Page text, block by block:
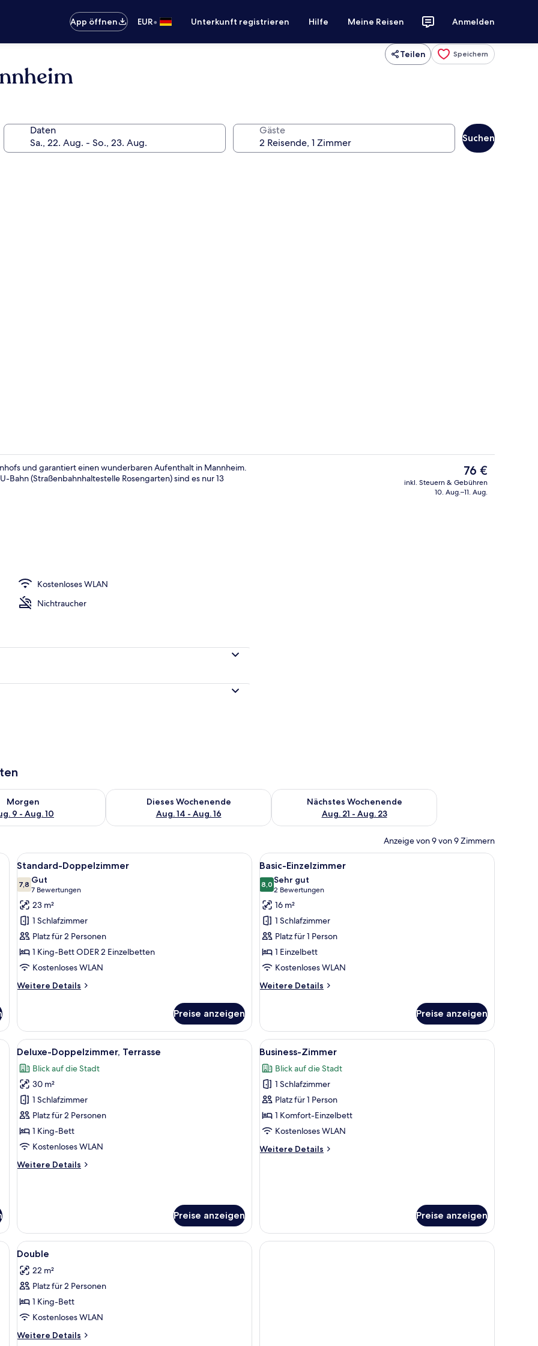
App öffnen EUR• Unterkunft registrieren Hilfe Meine Reisen Anmelden
Teilen Speichern
Daten Gäste
Suchen
und garantiert einen wunderbaren Aufenthalt in Mannheim.
(Straßenbahnhaltestelle Rosengarten) sind es nur 13
Kostenloses WLAN
Nichtraucher
Der
aktuelle
Preis
76 €
inkl. Steuern & Gebühren
10. Aug.–11. Aug.
Aug. 9.
Morgen
9 - Aug. 10
für morgen, Aug. 9 - Aug. 10.
Dieses Wochenende
Aug. 14 - Aug. 16
Überprüfe die Verfügbarkeit für dieses Wochenende, Aug. 14 - Aug. 16.
Nächstes Wochenende
Aug. 21 - Aug. 23
Überprüfe die Verfügbarkeit für nächstes Wochenende, Aug.
Anzeige von 9 von 9 Zimmern
laptopgeeigneter Arbeitsplatz
Alle
Fotos
für
Standard-
Doppelzimmer
anzeigen
Allergikerbettwaren, Schreibtisch, laptopgeeigneter Arbeitsplatz
23
Standard-Doppelzimmer
7,87,8 von 10
Gut
7 Bewertungen
(7
Bewertungen)
23 m²
1 Schlafzimmer
Platz für 2 Personen
1 King-Bett ODER 2 Einzelbetten
Kostenloses WLAN
Weitere Details
Weitere
Doppelzimmer
Preise anzeigen
Alle
Fotos
für
Basic-
Einzelzimmer
anzeigen
Allergikerbettwaren, Schreibtisch,
20
Basic-Einzelzimmer
8,08,0 von 10
Sehr gut
2 Bewertungen
(2
Bewertungen)
16 m²
1 Schlafzimmer
Platz für 1 Person
1 Einzelbett
Kostenloses WLAN
Weitere Details
Weitere
Einzelzimmer
Preise anzeigen
zwei Sesseln, einem kleinen Tisch und Blick auf Gebäude durch große Fenster.
Alle
Fotos
für
Deluxe-
Doppelzimmer,
Terrasse
anzeigen
Allergikerbettwaren, Schreibtisch, laptopgeeigneter Arbeitsplatz
23
Deluxe-Doppelzimmer, Terrasse
Blick auf die Stadt
30 m²
1 Schlafzimmer
Platz für 2 Personen
1 King-Bett
Kostenloses WLAN
Weitere Details
Weitere
Preise anzeigen
Alle
Fotos
für
Business-
Zimmer
anzeigen
Allergikerbettwaren, Schreibtisch,
22
Business-Zimmer
Blick auf die Stadt
1 Schlafzimmer
Platz für 1 Person
1 Komfort-Einzelbett
Kostenloses WLAN
Weitere Details
Weitere
Preise anzeigen
Alle
Fotos
für
Double
anzeigen
Allergikerbettwaren, Schreibtisch, laptopgeeigneter Arbeitsplatz
6
Double
22 m²
Platz für 2 Personen
1 King-Bett
Kostenloses WLAN
Weitere Details
Weitere